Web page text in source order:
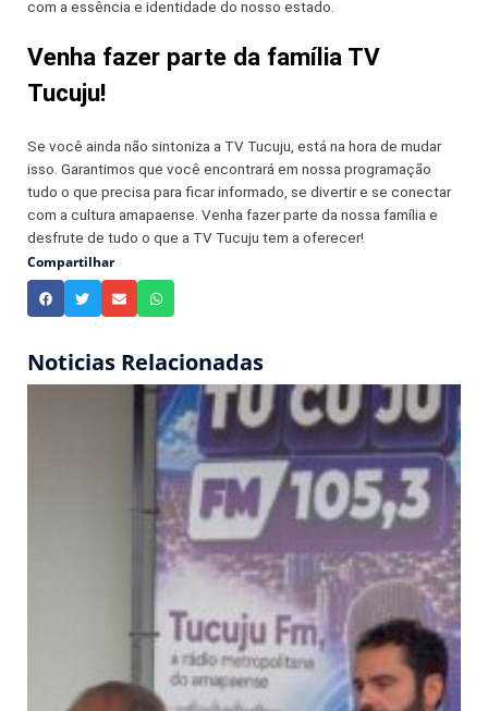
com a essência e identidade do nosso estado.
Venha fazer parte da família TV
Tucuju!
Se você ainda não sintoniza a TV Tucuju, está na hora de mudar
isso. Garantimos que você encontrará em nossa programação
tudo o que precisa para ficar informado, se divertir e se conectar
com a cultura amapaense. Venha fazer parte da nossa família e
desfrute de tudo o que a TV Tucuju tem a oferecer!
Compartilhar
Noticias Relacionadas